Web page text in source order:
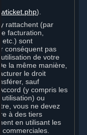
).
rattachent (par
facturation,
etc.) sont
conséquent pas
de votre
la même manière,
le droit
sauf
(y compris les
ou
vous ne devez
à des tiers
en utilisant les
commerciales.